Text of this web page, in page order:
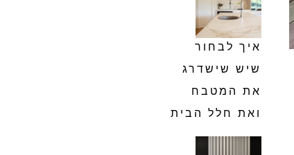
איך לבחור
שיש שישדרג
את המטבח
ואת חלל הבית